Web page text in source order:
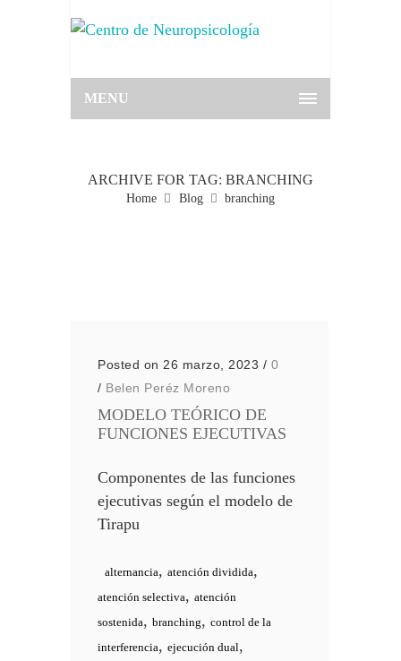
MENU
ARCHIVE FOR TAG: BRANCHING
Home Blog branching
Posted on 26 marzo, 2023 / 0
/ Belen Peréz Moreno
MODELO TEÓRICO DE
FUNCIONES EJECUTIVAS
Componentes de las funciones
ejecutivas según el modelo de
Tirapu
alternancia, atención dividida,
atención selectiva, atención
sostenida, branching, control de la
interferencia, ejecución dual,